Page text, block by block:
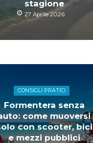
stagione
27 Aprile 2026
CONSIGLI PRATICI
Formentera senza
come muoversi
con scooter, bici
e mezzi pubblici